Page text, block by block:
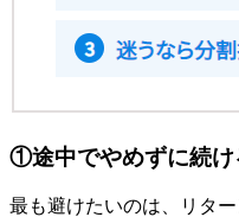
①途中でやめずに続け
最も避けたいのは、リタ